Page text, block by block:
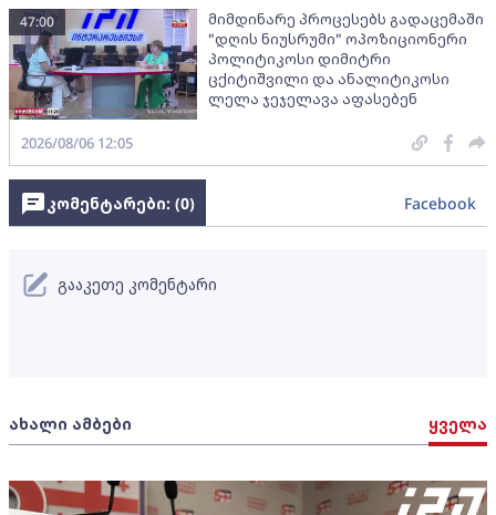
მიმდინარე პროცესებს გადაცემაში
"დღის ნიუსრუმი" ოპოზიციონერი
პოლიტიკოსი დიმიტრი
ცქიტიშვილი და ანალიტიკოსი
ლელა ჯეჯელავა აფასებენ
47:00
2026/08/06 12:05
ახალი ამბები ყველა
კომენტარები: (0) Facebook
გააკეთე კომენტარი